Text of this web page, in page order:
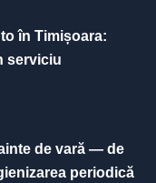
în Timișoara:
serviciu
de vară — de
periodică